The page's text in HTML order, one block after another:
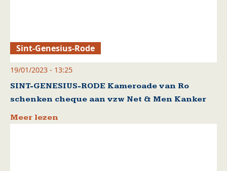
Sint-Genesius-Rode
19/01/2023 - 13:25
SINT-GENESIUS-RODE Kameroade van Ro
schenken cheque aan vzw Net & Men Kanker
Meer lezen